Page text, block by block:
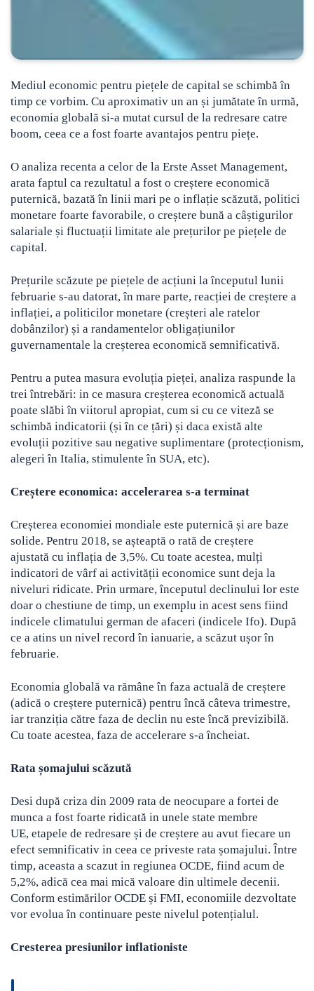
Mediul economic pentru piețele de capital se schimbă în
timp ce vorbim. Cu aproximativ un an și jumătate în urmă,
economia globală si-a mutat cursul de la redresare catre
boom, ceea ce a fost foarte avantajos pentru piețe.
O analiza recenta a celor de la Erste Asset Management,
arata faptul ca rezultatul a fost o creștere economică
puternică, bazată în linii mari pe o inflație scăzută, politici
monetare foarte favorabile, o creștere bună a câștigurilor
salariale și fluctuații limitate ale prețurilor pe piețele de
capital.
Prețurile scăzute pe piețele de acțiuni la începutul lunii
februarie s-au datorat, în mare parte, reacției de creștere a
inflației, a politicilor monetare (creșteri ale ratelor
dobânzilor) și a randamentelor obligațiunilor
guvernamentale la creșterea economică semnificativă.
Pentru a putea masura evoluția pieței, analiza raspunde la
trei întrebări: in ce masura creșterea economică actuală
poate slăbi în viitorul apropiat, cum si cu ce viteză se
schimbă indicatorii (și în ce țări) și daca există alte
evoluții pozitive sau negative suplimentare (protecționism,
alegeri în Italia, stimulente în SUA, etc).
Creștere economica: accelerarea s-a terminat
Creșterea economiei mondiale este puternică și are baze
solide. Pentru 2018, se așteaptă o rată de creștere
ajustată cu inflația de 3,5%. Cu toate acestea, mulți
indicatori de vârf ai activității economice sunt deja la
niveluri ridicate. Prin urmare, începutul declinului lor este
doar o chestiune de timp, un exemplu in acest sens fiind
indicele climatului german de afaceri (indicele Ifo). După
ce a atins un nivel record în ianuarie, a scăzut ușor în
februarie.
Economia globală va rămâne în faza actuală de creștere
(adică o creștere puternică) pentru încă câteva trimestre,
iar tranziția către faza de declin nu este încă previzibilă.
Cu toate acestea, faza de accelerare s-a încheiat.
Rata șomajului scăzută
Desi după criza din 2009 rata de neocupare a fortei de
munca a fost foarte ridicată in unele state membre
UE, etapele de redresare și de creștere au avut fiecare un
efect semnificativ in ceea ce priveste rata șomajului. Între
timp, aceasta a scazut in regiunea OCDE, fiind acum de
5,2%, adică cea mai mică valoare din ultimele decenii.
Conform estimărilor OCDE și FMI, economiile dezvoltate
vor evolua în continuare peste nivelul potențialul.
Cresterea presiunilor inflationiste